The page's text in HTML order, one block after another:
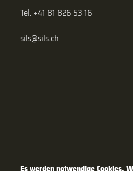
Tel. +41 81 826 53 16
sils@sils.ch
Es werden notwendige Cookies,